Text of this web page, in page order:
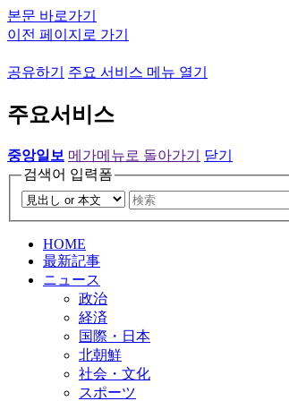
본문 바로가기
이전 페이지로 가기
공유하기 주요 서비스 메뉴 열기
주요서비스
중앙일보 메가메뉴로 돌아가기
닫기
검색어 입력폼
HOME
最新記事
ニュース
政治
経済
国際・日本
北朝鮮
社会・文化
スポーツ